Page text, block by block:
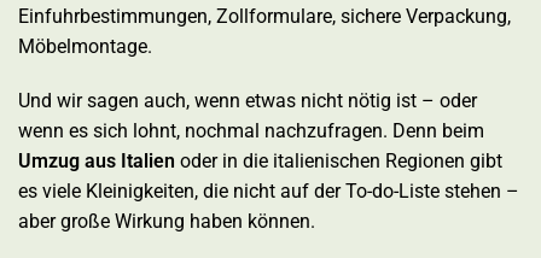
Einfuhrbestimmungen, Zollformulare, sichere Verpackung,
Möbelmontage.
Und wir sagen auch, wenn etwas nicht nötig ist – oder
wenn es sich lohnt, nochmal nachzufragen. Denn beim
Umzug aus Italien oder in die italienischen Regionen gibt
es viele Kleinigkeiten, die nicht auf der To-do-Liste stehen –
aber große Wirkung haben können.